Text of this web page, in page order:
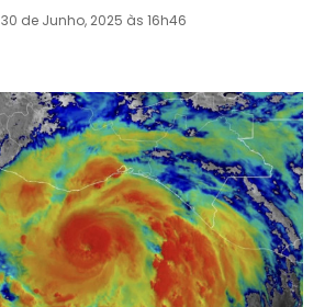
30 de Junho, 2025 às 16h46